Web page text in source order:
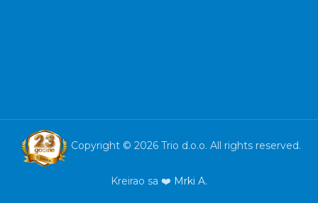
Copyright © 2026 Trio d.o.o. All rights reserved.
Kreirao sa ❤️ Mrki A.